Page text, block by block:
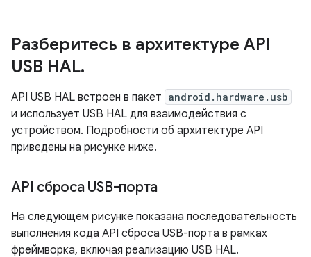
Разберитесь в архитектуре API
USB HAL.
API USB HAL встроен в пакет android.hardware.usb
и использует USB HAL для взаимодействия с
устройством. Подробности об архитектуре API
приведены на рисунке ниже.
API сброса USB-порта
На следующем рисунке показана последовательность
выполнения кода API сброса USB-порта в рамках
фреймворка, включая реализацию USB HAL.